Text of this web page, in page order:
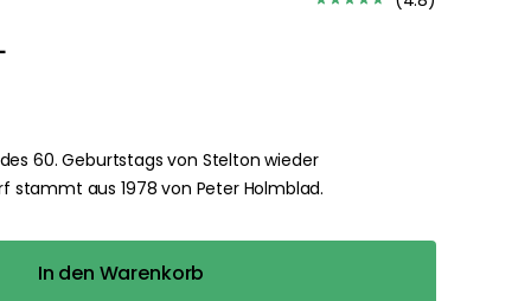
60. Geburtstags von Stelton wieder
stammt aus 1978 von Peter Holmblad.
In den Warenkorb